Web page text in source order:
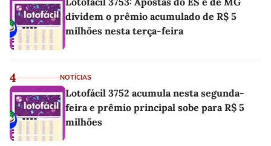
dividem o prêmio acumulado de R$ 5
milhões nesta terça-feira
4 NOTÍCIAS
Lotofácil 3752 acumula nesta segunda-
feira e prêmio principal sobe para R$ 5
milhões